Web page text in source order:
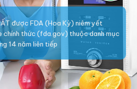
được FDA (Hoa Kỳ) niêm yết
thức (fda.gov) thuộc danh mục
14 năm liên tiếp